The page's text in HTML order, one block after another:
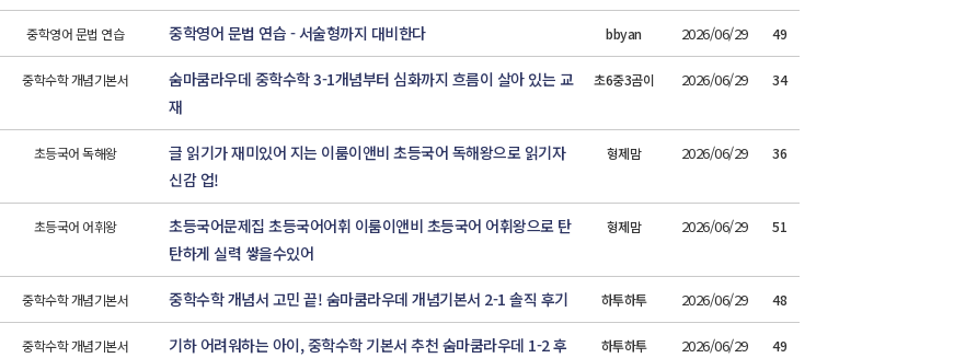
중학영어 문법 연습 중학영어 문법 연습 - 서술형까지 대비한다 bbyan 2026/06/29 49
중학수학 개념기본서
숨마쿰라우데 중학수학 3-1개념부터 심화까지 흐름이 살아 있는 교
재
초6중3곰이 2026/06/29 34
초등국어 독해왕
글 읽기가 재미있어 지는 이룸이앤비 초등국어 독해왕으로 읽기자
신감 업!
형제맘 2026/06/29 36
초등국어 어휘왕
초등국어문제집 초등국어어휘 이룸이앤비 초등국어 어휘왕으로 탄
탄하게 실력 쌓을수있어
형제맘 2026/06/29 51
중학수학 개념기본서 중학수학 개념서 고민 끝! 숨마쿰라우데 개념기본서 2-1 솔직 후기 하투하투 2026/06/29 48
중학수학 개념기본서
기하 어려워하는 아이, 중학수학 기본서 추천 숨마쿰라우데 1-2 후
하투하투 2026/06/29 49